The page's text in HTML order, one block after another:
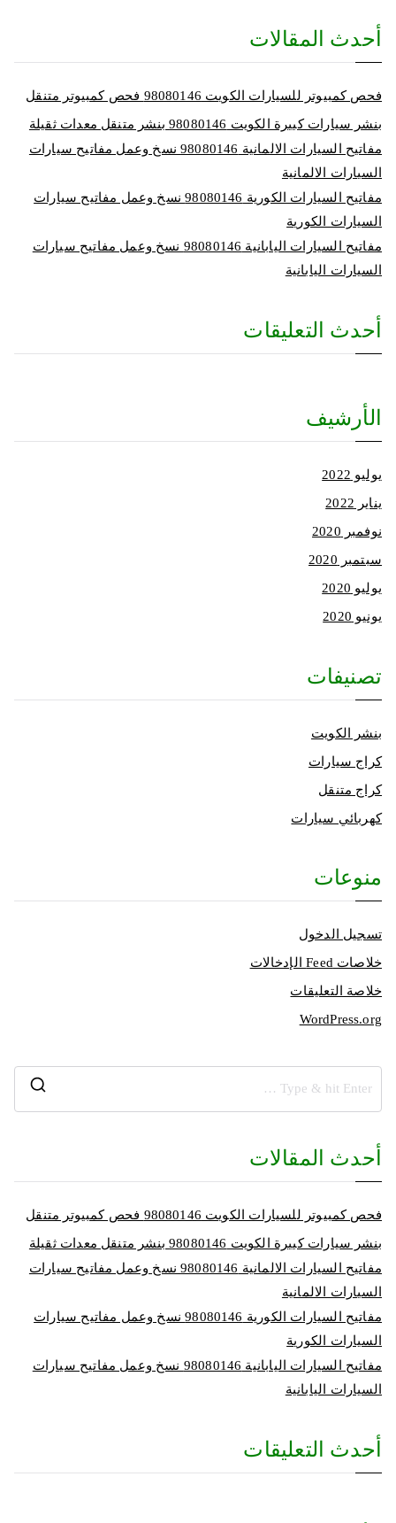
أحدث المقالات
فحص كمبيوتر للسيارات الكويت 98080146‬ فحص كمبيوتر متنقل
بنشر سيارات كبيرة الكويت 98080146‬ بنشر متنقل معدات ثقيلة
مفاتيح السيارات الالمانية 98080146‬ نسخ وعمل مفاتيح سيارات
السيارات الالمانية
مفاتيح السيارات الكورية 98080146‬ نسخ وعمل مفاتيح سيارات
السيارات الكورية
مفاتيح السيارات اليابانية 98080146‬ نسخ وعمل مفاتيح سيارات
السيارات اليابانية
أحدث التعليقات
الأرشيف
يوليو 2022
يناير 2022
نوفمبر 2020
سبتمبر 2020
يوليو 2020
يونيو 2020
تصنيفات
بنشر الكويت
كراج سيارات
كراج متنقل
كهربائي سيارات
منوعات
تسجيل الدخول
خلاصات Feed الإدخالات
خلاصة التعليقات
WordPress.org
أحدث المقالات
فحص كمبيوتر للسيارات الكويت 98080146‬ فحص كمبيوتر متنقل
بنشر سيارات كبيرة الكويت 98080146‬ بنشر متنقل معدات ثقيلة
مفاتيح السيارات الالمانية 98080146‬ نسخ وعمل مفاتيح سيارات
السيارات الالمانية
مفاتيح السيارات الكورية 98080146‬ نسخ وعمل مفاتيح سيارات
السيارات الكورية
مفاتيح السيارات اليابانية 98080146‬ نسخ وعمل مفاتيح سيارات
السيارات اليابانية
أحدث التعليقات